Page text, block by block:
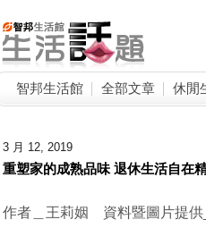
智邦生活館 全部文章 休閒
3 月 12, 2019
重塑家的成熟品味 退休生活自在
作者＿王莉姻 資料暨圖片提供